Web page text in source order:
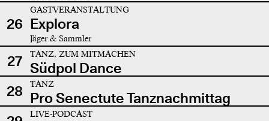
26
GASTVERANSTALTUNG
Explora
Jäger & Sammler
27 TANZ, ZUM MITMACHEN
Südpol Dance
28
TANZ
Pro Senectute Tanznachmittag
LIVE-PODCAST